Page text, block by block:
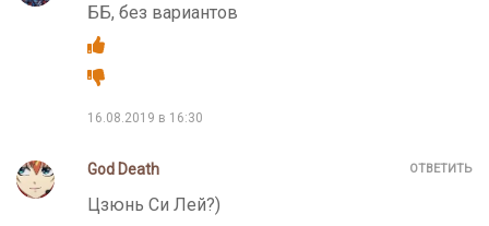
ББ, без вариантов
16.08.2019 в 16:30
God Death
Цзюнь Си Лей?)
ОТВЕТИТЬ